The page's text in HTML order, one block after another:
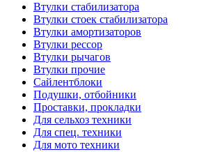
Втулки стабилизатора
Втулки стоек стабилизатора
Втулки амортизаторов
Втулки рессор
Втулки рычагов
Втулки прочие
Сайлентблоки
Подушки, отбойники
Проставки, прокладки
Для сельхоз техники
Для спец. техники
Для мото техники